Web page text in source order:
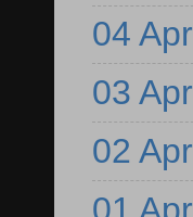
04 Apr
03 Apr
02 Apr
01 Apr